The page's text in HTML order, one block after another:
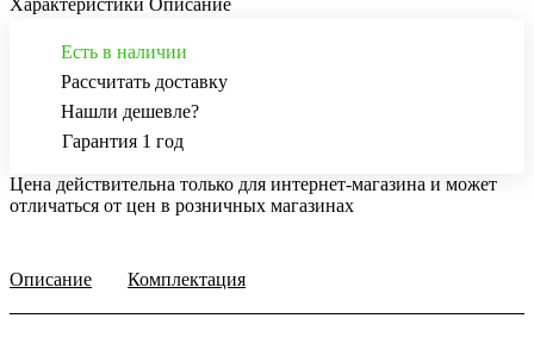
Характеристики Описание
Есть в наличии
Рассчитать доставку
Нашли дешевле?
Гарантия 1 год
Цена действительна только для интернет-магазина и может
отличаться от цен в розничных магазинах
Описание Комплектация